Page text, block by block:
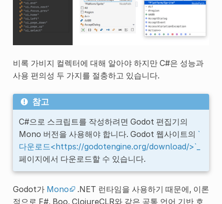
비록 가비지 컬렉터에 대해 알아야 하지만 C#은 성능과
사용 편의성 두 가지를 절충하고 있습니다.
참고
C#으로 스크립트를 작성하려면 Godot 편집기의
Mono 버전을 사용해야 합니다. Godot 웹사이트의 `
다운로드<https://godotengine.org/download/>`_
페이지에서 다운로드할 수 있습니다.
Godot가 Mono
.NET 런타임을 사용하기 때문에, 이론
적으로 F#, Boo, ClojureCLR와 같은 공통 언어 기반 호